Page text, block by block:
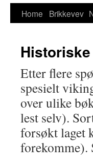
Skip
content
Home Brikkevev
Etter flere
spesielt
over ulike
lest selv).
forsøkt laget
forekomme).